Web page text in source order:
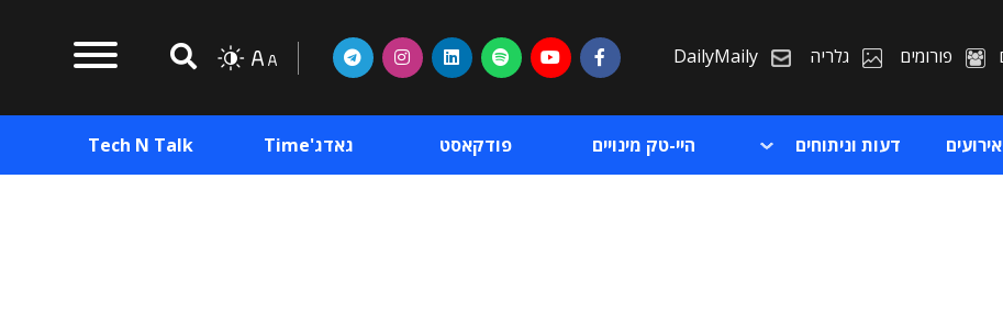
פורומים גלריה DailyMaily
דעות וניתוחים היי-טק מינויים פודקאסט גאדג'Time Tech N Talk